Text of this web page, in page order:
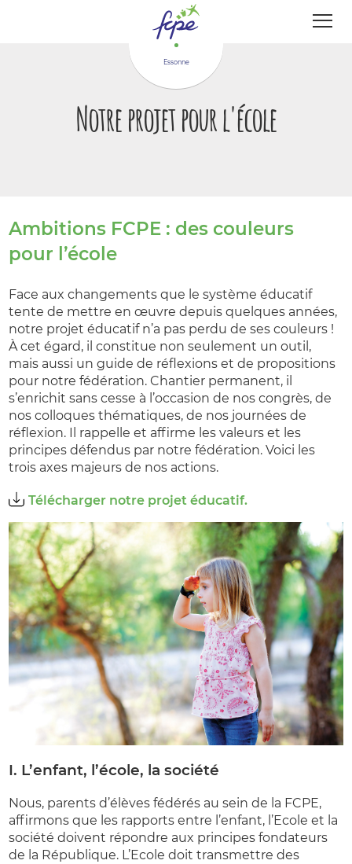
Essonne
Notre projet pour l'école
Ambitions FCPE : des couleurs
pour l’école
Face aux changements que le système éducatif
tente de mettre en œuvre depuis quelques années,
notre projet éducatif n’a pas perdu de ses couleurs !
À cet égard, il constitue non seulement un outil,
mais aussi un guide de réflexions et de propositions
pour notre fédération. Chantier permanent, il
s’enrichit sans cesse à l’occasion de nos congrès, de
nos colloques thématiques, de nos journées de
réflexion. Il rappelle et affirme les valeurs et les
principes défendus par notre fédération. Voici les
trois axes majeurs de nos actions.
Télécharger notre projet éducatif.
I. L’enfant, l’école, la société
Nous, parents d’élèves fédérés au sein de la FCPE,
affirmons que les rapports entre l’enfant, l’Ecole et la
société doivent répondre aux principes fondateurs
de la République. L’Ecole doit transmettre des
Panneau de gestion des cookies